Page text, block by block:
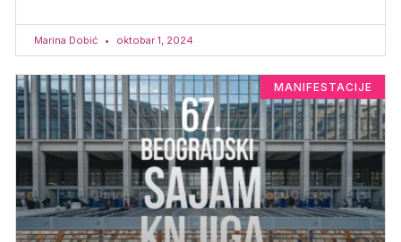
Marina Dobić oktobar 1, 2024
MANIFESTACIJE